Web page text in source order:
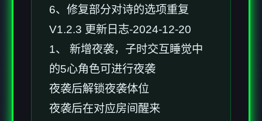
6、修复部分对诗的选项重复
V1.2.3 更新日志-2024-12-20
1、 新增夜袭，子时交互睡觉中
的5心角色可进行夜袭
夜袭后解锁夜袭体位
夜袭后在对应房间醒来